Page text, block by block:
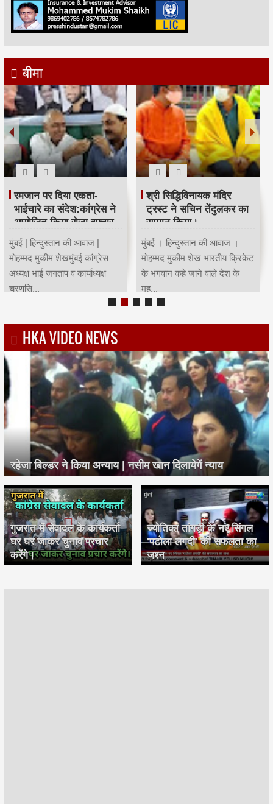
बीमा
रमजान पर दिया एकता-
भाईचारे का संदेश:कांग्रेस ने
आयोजित किया रोजा इफ्तार
मुंबई | हिन्दुस्तान की आवाज |
मोहम्मद मुकीम शेखमुंबई कांग्रेस
अध्यक्ष भाई जगताप व कार्याध्यक्ष
चरणसि...
श्री सिद्धिविनायक मंदिर
ट्रस्ट ने सचिन तेंदुलकर का
सम्मान किया।
मुंबई । हिन्दुस्तान की आवाज ।
मोहम्मद मुकीम शेख भारतीय क्रिकेट
के भगवान कहे जाने वाले देश के
मह...
HKA VIDEO NEWS
रहेजा बिल्डर ने किया अन्याय | नसीम खान दिलायेगें न्याय
गुजरात में सेवादल के कार्यकर्ता
घर घर जाकर चुनाव प्रचार
करेंगे।
ज्योतिका तांगड़ी के नए सिंगल
'पटोला लगदी' की सफलता का
जश्न